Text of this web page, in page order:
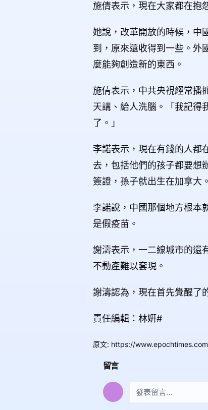
施倩表示，現在大家都在抱
她說，改革開放的時候，中
到，原來還收得到一些。外
麼能夠創造新的東西。
施倩表示，中共央視經常播
天講、給人洗腦。「我記得
了。」
李諾表示，現在有錢的人都
去，包括他們的孩子都要想
簽證，孫子就出生在加拿大。
李諾說，中國那個地方根本
是假疫苗。
謝濤表示，一二線城市的還
不動產難以套現。
謝濤認為，現在首先覺醒了
責任編輯：林姸#
原文: https://
留言